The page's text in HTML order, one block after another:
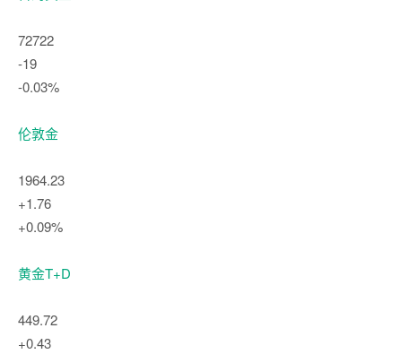
72722
-19
-0.03%
伦敦金
1964.23
+1.76
+0.09%
黄金T+D
449.72
+0.43